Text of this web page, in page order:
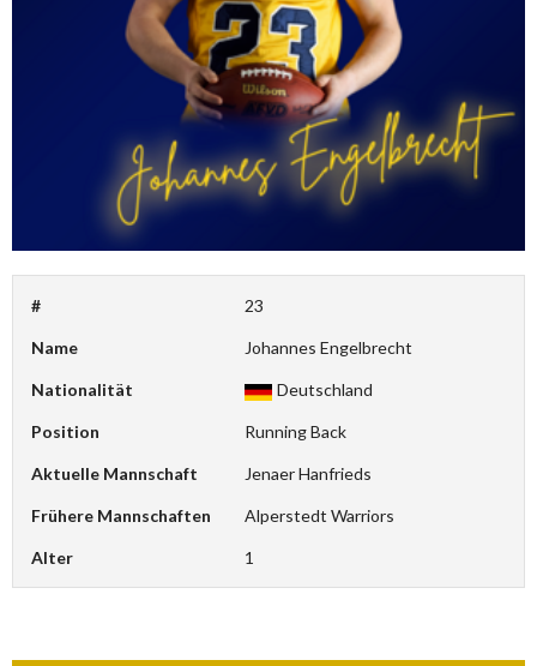
# 23
Name Johannes Engelbrecht
Nationalität Deutschland
Position Running Back
Aktuelle Mannschaft Jenaer Hanfrieds
Frühere Mannschaften Alperstedt Warriors
Alter 1